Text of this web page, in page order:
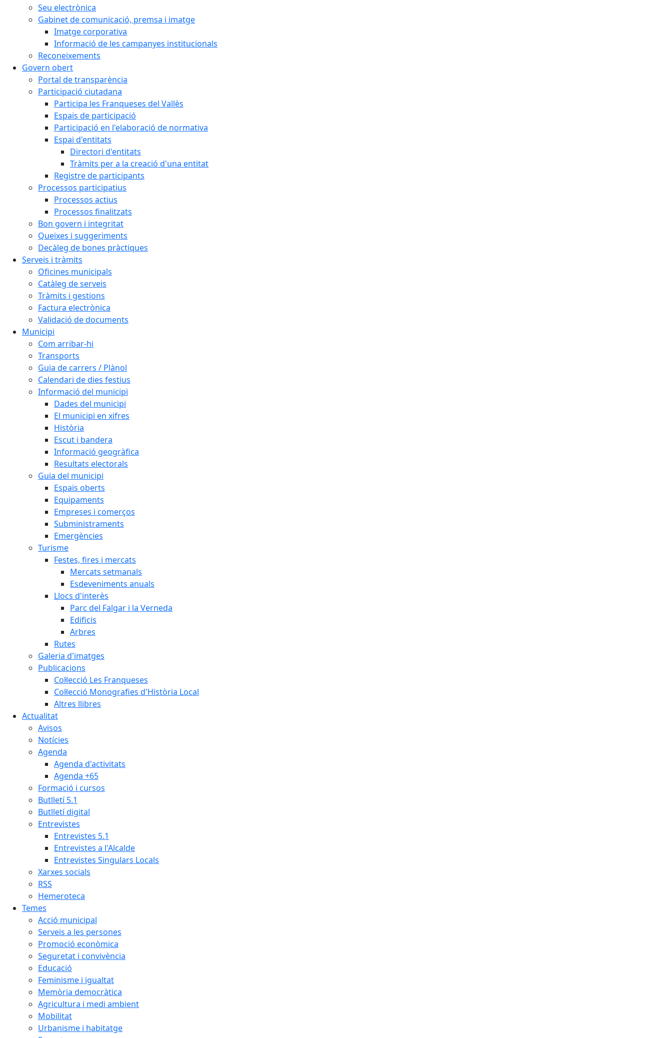
Seu electrònica
Gabinet de comunicació, premsa i imatge
Imatge corporativa
Informació de les campanyes institucionals
Reconeixements
Govern obert
Portal de transparència
Participació ciutadana
Participa les Franqueses del Vallès
Espais de participació
Participació en l'elaboració de normativa
Espai d'entitats
Directori d'entitats
Tràmits per a la creació d'una entitat
Registre de participants
Processos participatius
Processos actius
Processos finalitzats
Bon govern i integritat
Queixes i suggeriments
Decàleg de bones pràctiques
Serveis i tràmits
Oficines municipals
Catàleg de serveis
Tràmits i gestions
Factura electrònica
Validació de documents
Municipi
Com arribar-hi
Transports
Guia de carrers / Plànol
Calendari de dies festius
Informació del municipi
Dades del municipi
El municipi en xifres
Història
Escut i bandera
Informació geogràfica
Resultats electorals
Guia del municipi
Espais oberts
Equipaments
Empreses i comerços
Subministraments
Emergències
Turisme
Festes, fires i mercats
Mercats setmanals
Esdeveniments anuals
Llocs d'interès
Parc del Falgar i la Verneda
Edificis
Arbres
Rutes
Galeria d'imatges
Publicacions
Col·lecció Les Franqueses
Col·lecció Monografies d'Història Local
Altres llibres
Actualitat
Avisos
Notícies
Agenda
Agenda d'activitats
Agenda +65
Formació i cursos
Butlletí 5.1
Butlletí digital
Entrevistes
Entrevistes 5.1
Entrevistes a l'Alcalde
Entrevistes Singulars Locals
Xarxes socials
RSS
Hemeroteca
Temes
Acció municipal
Serveis a les persones
Promoció econòmica
Seguretat i convivència
Educació
Feminisme i igualtat
Memòria democràtica
Agricultura i medi ambient
Mobilitat
Urbanisme i habitatge